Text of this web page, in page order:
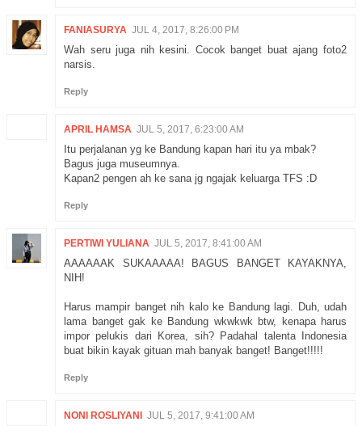
FANIASURYA JUL 4, 2017, 8:26:00 PM
Wah seru juga nih kesini. Cocok banget buat ajang foto2
narsis.
Reply
APRIL HAMSA JUL 5, 2017, 6:23:00 AM
Itu perjalanan yg ke Bandung kapan hari itu ya mbak?
Bagus juga museumnya.
Kapan2 pengen ah ke sana jg ngajak keluarga TFS :D
Reply
PERTIWI YULIANA JUL 5, 2017, 8:41:00 AM
AAAAAAK SUKAAAAA! BAGUS BANGET KAYAKNYA,
NIH!
Harus mampir banget nih kalo ke Bandung lagi. Duh, udah
lama banget gak ke Bandung wkwkwk btw, kenapa harus
impor pelukis dari Korea, sih? Padahal talenta Indonesia
buat bikin kayak gituan mah banyak banget! Banget!!!!!
Reply
NONI ROSLIYANI JUL 5, 2017, 9:41:00 AM